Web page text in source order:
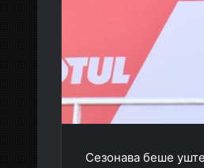
Сезонава беше